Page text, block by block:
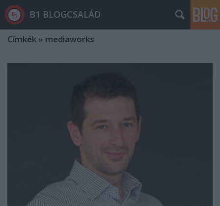
B1 BLOGCSALÁD
Címkék » mediaworks